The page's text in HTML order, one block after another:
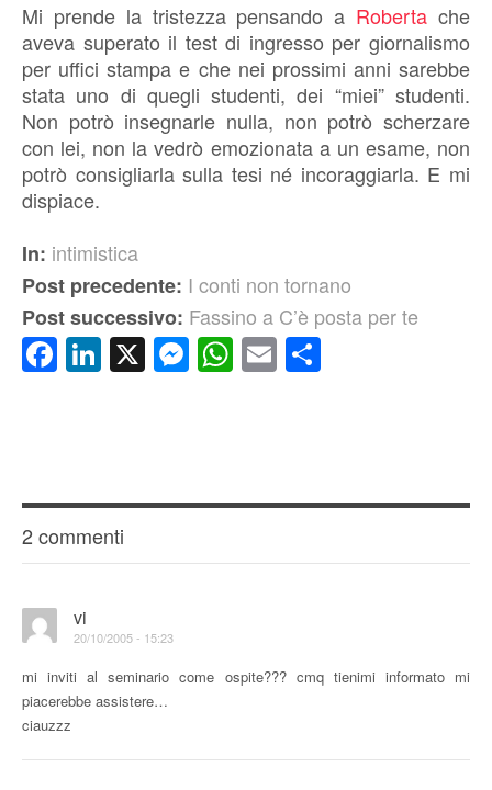
Mi prende la tristezza pensando a Roberta che
aveva superato il test di ingresso per giornalismo
per uffici stampa e che nei prossimi anni sarebbe
stata uno di quegli studenti, dei “miei” studenti.
Non potrò insegnarle nulla, non potrò scherzare
con lei, non la vedrò emozionata a un esame, non
potrò consigliarla sulla tesi né incoraggiarla. E mi
dispiace.
In: intimistica
Post precedente: I conti non tornano
Post successivo: Fassino a C’è posta per te
Facebook
LinkedIn
X Messenger
WhatsApp
Email
2 commenti
vi
20/10/2005 - 15:23
mi inviti al seminario come ospite??? cmq tienimi informato mi
piacerebbe assistere…
ciauzzz